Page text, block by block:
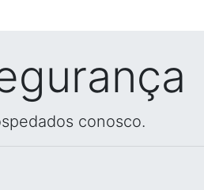
conosco.